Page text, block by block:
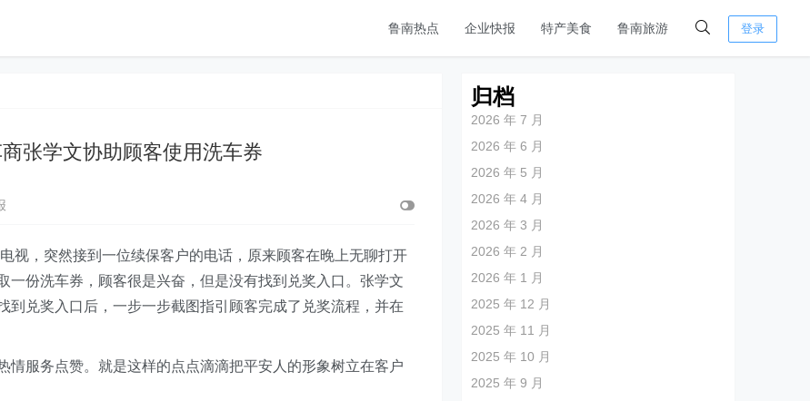
鲁南热点 企业快报 特产美食 鲁南旅游 登录
张学文协助顾客使用洗车券
视，突然接到一位续保客户的电话，原来顾客在晚上无聊打开
一份洗车券，顾客很是兴奋，但是没有找到兑奖入口。张学文
到兑奖入口后，一步一步截图指引顾客完成了兑奖流程，并在
情服务点赞。就是这样的点点滴滴把平安人的形象树立在客户
归档
2026 年 7 月
2026 年 6 月
2026 年 5 月
2026 年 4 月
2026 年 3 月
2026 年 2 月
2026 年 1 月
2025 年 12 月
2025 年 11 月
2025 年 10 月
2025 年 9 月